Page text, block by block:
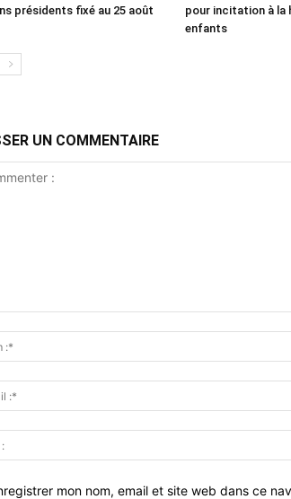
présidents fixé au 25 août
pour incitation à la
enfants
UN COMMENTAIRE
mon nom, email et site web dans ce